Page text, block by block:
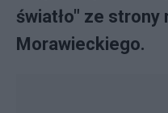
światło" ze strony
Morawieckiego.